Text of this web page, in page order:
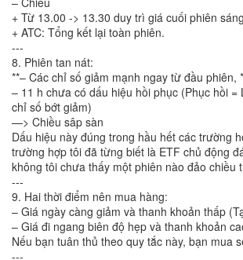
+ Từ 13.00 -> 13.30 duy trì giá cuối phiên sáng
+ ATC: Tổng kết lại toàn phiên.
---
8. Phiên tan nát:
**– Các chỉ số giảm mạnh ngay từ đầu phiên,
– 11 h chưa có dấu hiệu hồi phục (Phục hồi =
chỉ số bớt giảm)
—> Chiều sâp sàn
Dấu hiệu này đúng trong hầu hết các trường
trường hợp tôi đã từng biết là ETF chủ động
không tôi chưa thấy một phiên nào đảo chiều
---
9. Hai thời điểm nên mua hàng:
– Giá ngày càng giảm và thanh khoản thấp
– Giá đi ngang biên độ hẹp và thanh khoản
Nếu bạn tuân thủ theo quy tắc này, bạn mua
---